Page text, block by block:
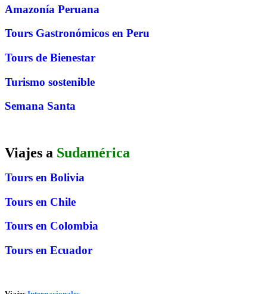
Amazonía Peruana
Tours Gastronómicos en Peru
Tours de Bienestar
Turismo sostenible
Semana Santa
Viajes a Sudamérica
Tours en Bolivia
Tours en Chile
Tours en Colombia
Tours en Ecuador